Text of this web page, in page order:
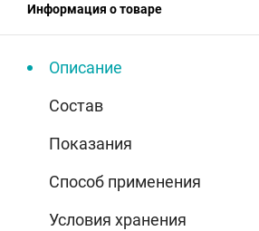
Информация о товаре
Описание
Состав
Показания
Способ применения
Условия хранения